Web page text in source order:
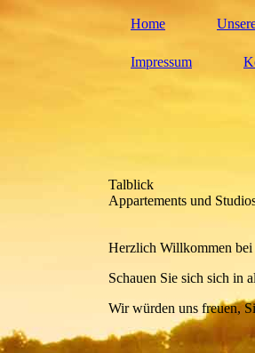
Home
Impressum
Talblick
Appartements und
Herzlich Willkommen
Schauen Sie sich sich in
Wir würden uns freuen,